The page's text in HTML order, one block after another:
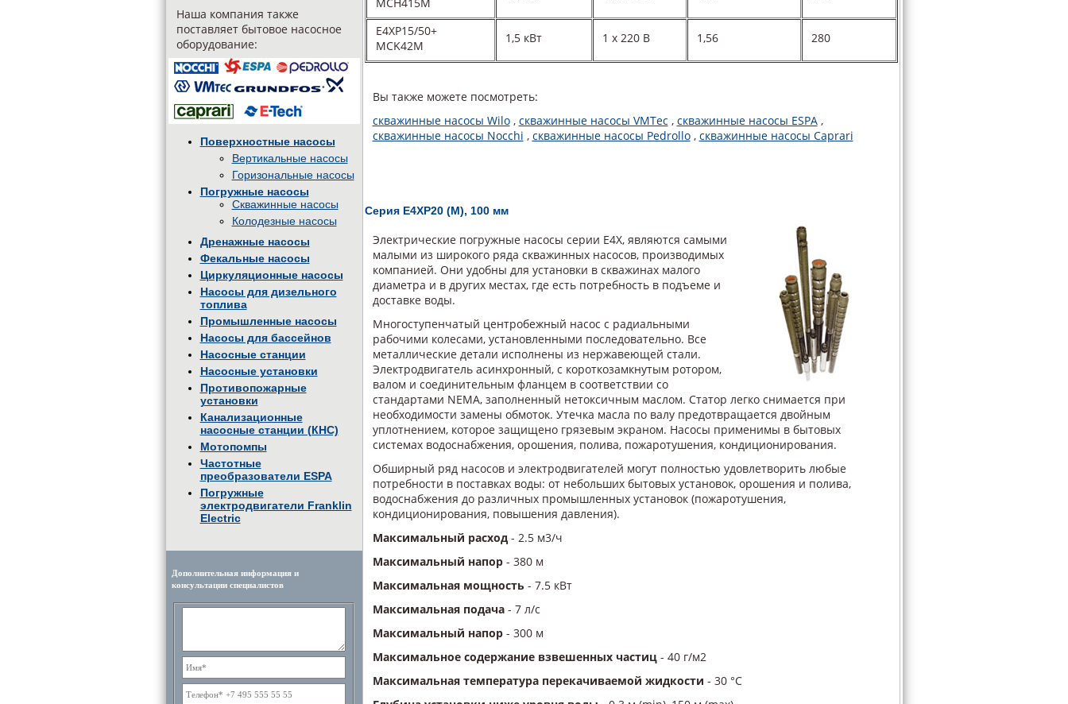
Наша компания также
поставляет бытовое насосное
оборудование:
Поверхностные насосы
Вертикальные насосы
Горизональные насосы
Погружные насосы
Скважинные насосы
Колодезные насосы
Дренажные насосы
Фекальные насосы
Циркуляционные насосы
Насосы для дизельного
топлива
Промышленные насосы
Насосы для бассейнов
Насосные станции
Насосные установки
Противопожарные
установки
Канализационные
насосные станции (КНС)
Мотопомпы
Частотные
преобразователи ESPA
Погружные
электродвигатели Franklin
Electric
Дополнительная информация и
консультации специалистов
E4XP15/50+
MCK42M
1,5 кВт 1 х 220 В 1,56 280
Вы также можете посмотреть:
скважинные насосы Wilo, скважинные насосы VMTec , скважинные насосы ESPA,
скважинные насосы Nocchi , скважинные насосы Pedrollo, скважинные насосы Caprari
Cерия E4XР20 (М), 100 мм
Электрические погружные насосы серии Е4Х, являются самыми
малыми из широкого ряда скважинных насосов, производимых
компанией. Они удобны для установки в скважинах малого
диаметра и в других местах, где есть потребность в подъеме и
доставке воды.
Многоступенчатый центробежный насос с радиальными
рабочими колесами, установленными последовательно. Все
металлические детали исполнены из нержавеющей стали.
Электродвигатель асинхронный, с короткозамкнутым ротором,
валом и соединительным фланцем в соответствии со
стандартами NEMA, заполненный нетоксичным маслом. Статор легко снимается при
необходимости замены обмоток. Утечка масла по валу предотвращается двойным
уплотнением, которое защищено грязевым экраном. Насосы применимы в бытовых
системах водоснабжения, орошения, полива, пожаротушения, кондиционирования.
Обширный ряд насосов и электродвигателей могут полностью удовлетворить любые
потребности в поставках воды: от небольших бытовых установок, орошения и полива,
водоснабжения до различных промышленных установок (пожаротушения,
кондиционирования, повышения давления).
Максимальный расход- 2.5 м3/ч
Максимальный напор- 380 м
Максимальная мощность - 7.5 кВт
Максимальная подача- 7 л/с
Максимальный напор- 300 м
Максимальное содержание взвешенных частиц- 40 г/м2
Максимальная температура перекачиваемой жидкости - 30 °С